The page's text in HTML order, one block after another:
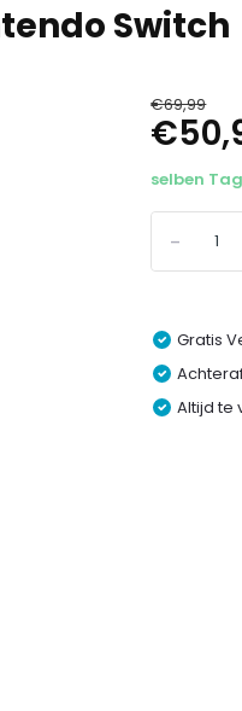
Switch
€69,99
selben
-
Gratis
Altijd te